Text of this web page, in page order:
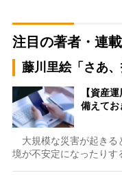
注目の著者・連載
藤川里絵「さあ、
【資産
備えて
大規模な災害が起きる
境が不安定になったり